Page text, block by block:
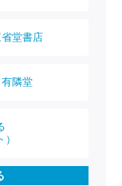
省堂書店
有隣堂